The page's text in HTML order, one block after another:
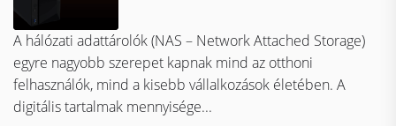
A hálózati adattárolók (NAS – Network Attached Storage)
egyre nagyobb szerepet kapnak mind az otthoni
felhasználók, mind a kisebb vállalkozások életében. A
digitális tartalmak mennyisége...